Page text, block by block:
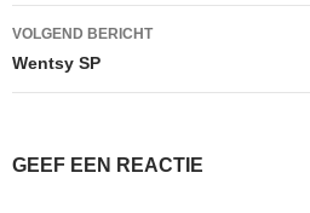
VOLGEND BERICHT
Wentsy SP
GEEF EEN REACTIE